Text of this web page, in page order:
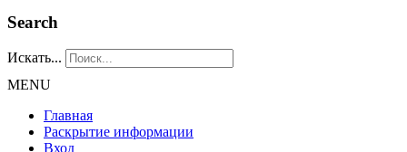
Search
Искать...
MENU
Главная
Раскрытие информации
Вход